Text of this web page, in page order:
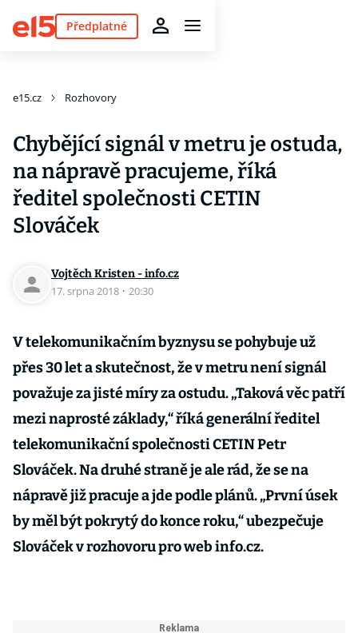
Předplatné
e15.cz Rozhovory
Chybějící signál v metru je ostuda,
na nápravě pracujeme, říká
ředitel společnosti CETIN
Slováček
Vojtěch Kristen - info.cz
17. srpna 2018 · 20:30
V telekomunikačním byznysu se pohybuje už
přes 30 let a skutečnost, že v metru není signál
považuje za jisté míry za ostudu. „Taková věc patří
mezi naprosté základy,“ říká generální ředitel
telekomunikační společnosti CETIN Petr
Slováček. Na druhé straně je ale rád, že se na
nápravě již pracuje a jde podle plánů. „První úsek
by měl být pokrytý do konce roku,“ ubezpečuje
Slováček v rozhovoru pro web info.cz.